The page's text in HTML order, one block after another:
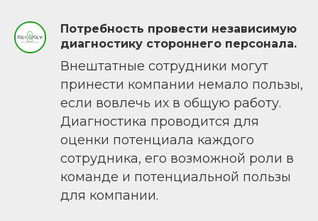
Потребность провести независимую
диагностику стороннего персонала.
Внештатные сотрудники могут
принести компании немало пользы,
если вовлечь их в общую работу.
Диагностика проводится для
оценки потенциала каждого
сотрудника, его возможной роли в
команде и потенциальной пользы
для компании.